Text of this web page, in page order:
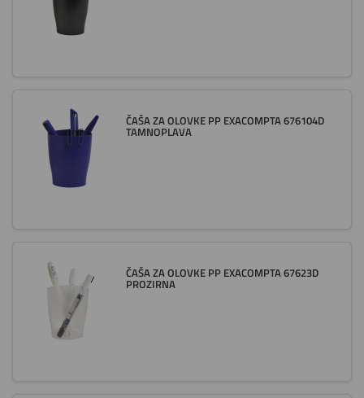
ČAŠA ZA OLOVKE PP EXACOMPTA 676104D
TAMNOPLAVA
ČAŠA ZA OLOVKE PP EXACOMPTA 67623D
PROZIRNA